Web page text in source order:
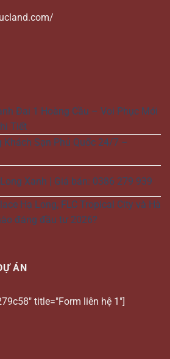
Đai 1 Hoàng Cầu – Voi Phục Mới
Tiết
Khách Sạn Phú Quốc 24/7 –
Xanh | Giá bán: 0386 279 939
Hạ Long, FLC Tropical City và Hà
đáng đầu tư 2026?
ÁN
title="Form liên hệ 1"]